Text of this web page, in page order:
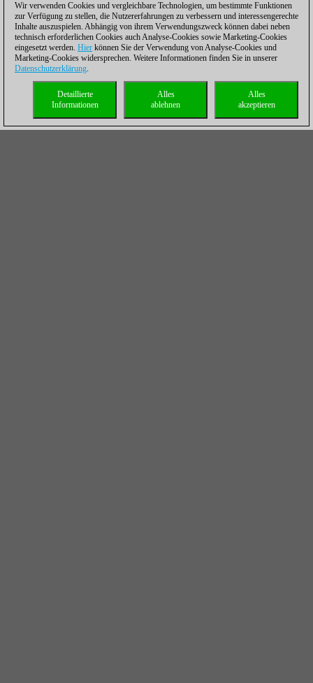
Wir verwenden Cookies und vergleichbare Technologien, um bestimmte Funktionen
zur Verfügung zu stellen, die Nutzererfahrungen zu verbessern und interessengerechte
Inhalte auszuspielen. Abhängig von ihrem Verwendungszweck können dabei neben
technisch erforderlichen Cookies auch Analyse-Cookies sowie Marketing-Cookies
eingesetzt werden. Hier können Sie der Verwendung von Analyse-Cookies und
Marketing-Cookies widersprechen. Weitere Informationen finden Sie in unserer
Datenschutzerklärung.
Alles
akzeptieren
Alles
ablehnen
Detaillierte
Informationen